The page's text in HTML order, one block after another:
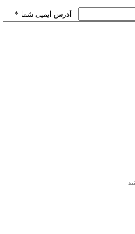
* آدرس ايميل شما